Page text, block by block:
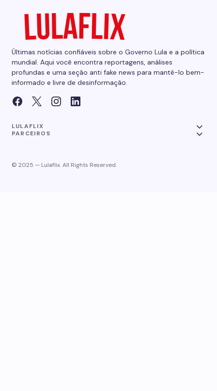
Últimas notícias confiáveis sobre o Governo Lula e a política
mundial. Aqui você encontra reportagens, análises
profundas e uma seção anti fake news para mantê-lo bem-
informado e livre de desinformação.
LULAFLIX
PARCEIROS
© 2025 — Lulaflix. All Rights Reserved.